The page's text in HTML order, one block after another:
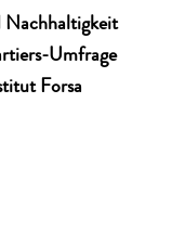
Nachhaltigkeit
Umfrage
Forsa